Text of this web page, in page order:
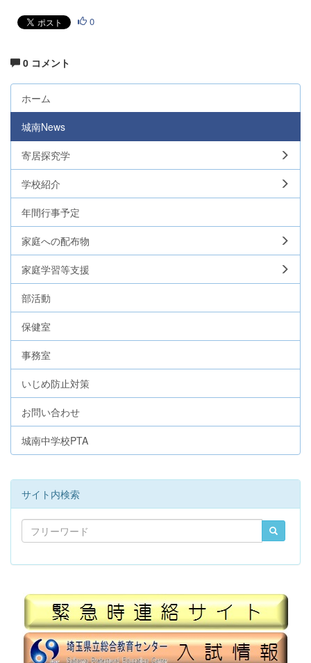
0
0 コメント
ホーム
城南News
寄居探究学
学校紹介
年間行事予定
家庭への配布物
家庭学習等支援
部活動
保健室
事務室
いじめ防止対策
お問い合わせ
城南中学校PTA
サイト内検索